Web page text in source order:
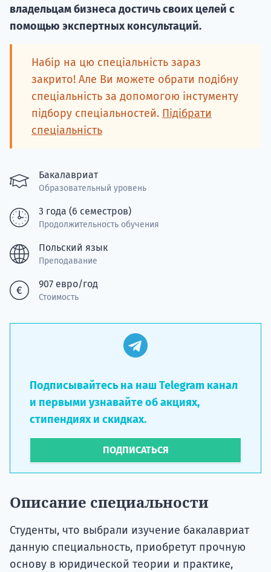
владельцам бизнеса достичь своих целей с
помощью экспертных консультаций.
Набір на цю спеціальність зараз
закрито! Але Ви можете обрати подібну
спеціальність за допомогою інстументу
підбору спеціальностей. Підібрати
спеціальність
Бакалавриат
Образовательный уровень
3 года (6 семестров)
Продолжительность обучения
Польский язык
Преподавание
907 евро/год
Стоимость
Подписывайтесь на наш Telegram канал
и первыми узнавайте об акциях,
стипендиях и скидках.
ПОДПИСАТЬСЯ
Описание специальности
Студенты, что выбрали изучение бакалавриат
данную специальность, приобретут прочную
основу в юридической теории и практике,